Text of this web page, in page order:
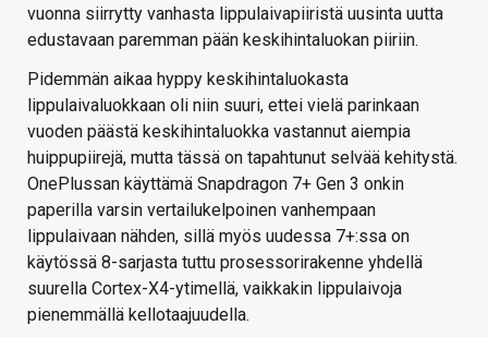
vuonna siirrytty vanhasta lippulaivapiiristä uusinta uutta
edustavaan paremman pään keskihintaluokan piiriin.
Pidemmän aikaa hyppy keskihintaluokasta
lippulaivaluokkaan oli niin suuri, ettei vielä parinkaan
vuoden päästä keskihintaluokka vastannut aiempia
huippupiirejä, mutta tässä on tapahtunut selvää kehitystä.
OnePlussan käyttämä Snapdragon 7+ Gen 3 onkin
paperilla varsin vertailukelpoinen vanhempaan
lippulaivaan nähden, sillä myös uudessa 7+:ssa on
käytössä 8-sarjasta tuttu prosessorirakenne yhdellä
suurella Cortex-X4-ytimellä, vaikkakin lippulaivoja
pienemmällä kellotaajuudella.